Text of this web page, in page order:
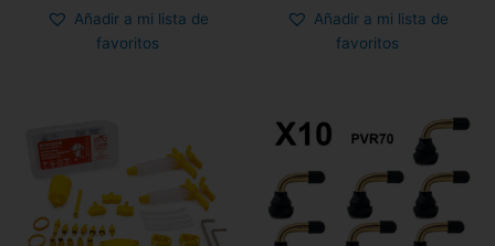
Añadir a mi lista de
favoritos
Añadir a mi lista de
favoritos